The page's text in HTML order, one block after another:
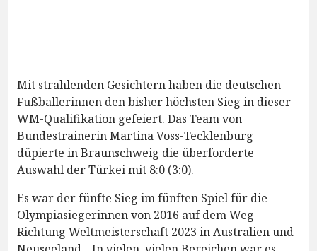
Mit strahlenden Gesichtern haben die deutschen
Fußballerinnen den bisher höchsten Sieg in dieser
WM-Qualifikation gefeiert. Das Team von
Bundestrainerin Martina Voss-Tecklenburg
düpierte in Braunschweig die überforderte
Auswahl der Türkei mit 8:0 (3:0).
Es war der fünfte Sieg im fünften Spiel für die
Olympiasiegerinnen von 2016 auf dem Weg
Richtung Weltmeisterschaft 2023 in Australien und